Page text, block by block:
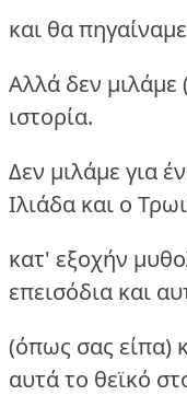
και θα
Αλλά δεν μιλάμε
ιστορία.
Δεν μιλάμε για
Ιλιάδα και ο
κατ' εξοχήν
επεισόδια και
(όπως σας είπα)
αυτά το θεϊκό